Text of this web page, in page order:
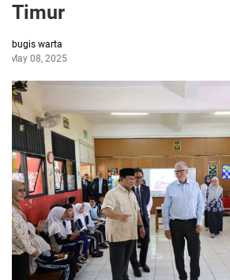
Timur
bugis warta
May 08, 2025